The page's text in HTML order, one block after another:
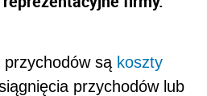
są koszty
przychodów lub